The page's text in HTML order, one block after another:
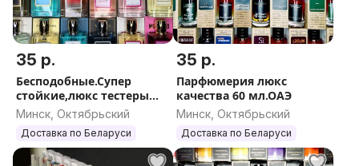
35 р.
Бесподобные.Супер
стойкие,люкс тестеры
100мл.
Минск, Октябрьский
Доставка по Беларуси
35 р.
Парфюмерия люкс
качества 60 мл.ОАЭ
Минск, Октябрьский
Доставка по Беларуси